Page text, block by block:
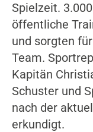
Spielzeit.
öffentliche
und sorgten
Team.
Kapitän
Schuster und
nach der
erkundigt.